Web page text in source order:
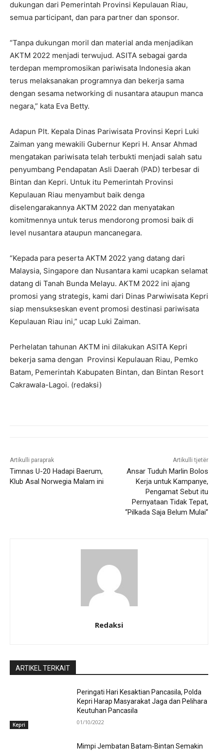
dukungan dari Pemerintah Provinsi Kepulauan Riau,
semua participant, dan para partner dan sponsor.
“Tanpa dukungan moril dan material anda menjadikan
AKTM 2022 menjadi terwujud. ASITA sebagai garda
terdepan mempromosikan pariwisata Indonesia akan
terus melaksanakan programnya dan bekerja sama
dengan sesama networking di nusantara ataupun manca
negara,” kata Eva Betty.
Adapun Plt. Kepala Dinas Pariwisata Provinsi Kepri Luki
Zaiman yang mewakili Gubernur Kepri H. Ansar Ahmad
mengatakan pariwisata telah terbukti menjadi salah satu
penyumbang Pendapatan Asli Daerah (PAD) terbesar di
Bintan dan Kepri. Untuk itu Pemerintah Provinsi
Kepulauan Riau menyambut baik denga
diselengarakannya AKTM 2022 dan menyatakan
komitmennya untuk terus mendorong promosi baik di
level nusantara ataupun mancanegara.
“Kepada para peserta AKTM 2022 yang datang dari
Malaysia, Singapore dan Nusantara kami ucapkan selamat
datang di Tanah Bunda Melayu. AKTM 2022 ini ajang
promosi yang strategis, kami dari Dinas Parwiwisata Kepri
siap mensukseskan event promosi destinasi pariwisata
Kepulauan Riau ini,” ucap Luki Zaiman.
Perhelatan tahunan AKTM ini dilakukan ASITA Kepri
bekerja sama dengan Provinsi Kepulauan Riau, Pemko
Batam, Pemerintah Kabupaten Bintan, dan Bintan Resort
Cakrawala-Lagoi. (redaksi)
Artikulli paraprak
Timnas U-20 Hadapi Baerum,
Klub Asal Norwegia Malam ini
Artikulli tjetër
Ansar Tuduh Marlin Bolos
Kerja untuk Kampanye,
Pengamat Sebut itu
Pernyataan Tidak Tepat,
“Pilkada Saja Belum Mulai”
Redaksi
ARTIKEL TERKAIT
Kepri
Peringati Hari Kesaktian Pancasila, Polda
Kepri Harap Masyarakat Jaga dan Pelihara
Keutuhan Pancasila
01/10/2022
Mimpi Jembatan Batam-Bintan Semakin